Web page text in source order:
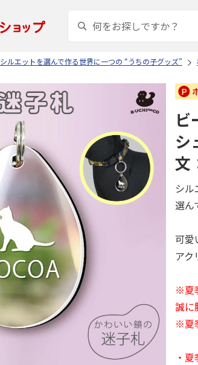
シルエットを選んで作る世界に一つの “うちの子グッズ”
ビ
シ
文
シ
選ん
可愛
アク
※夏
誠に
※夏
・